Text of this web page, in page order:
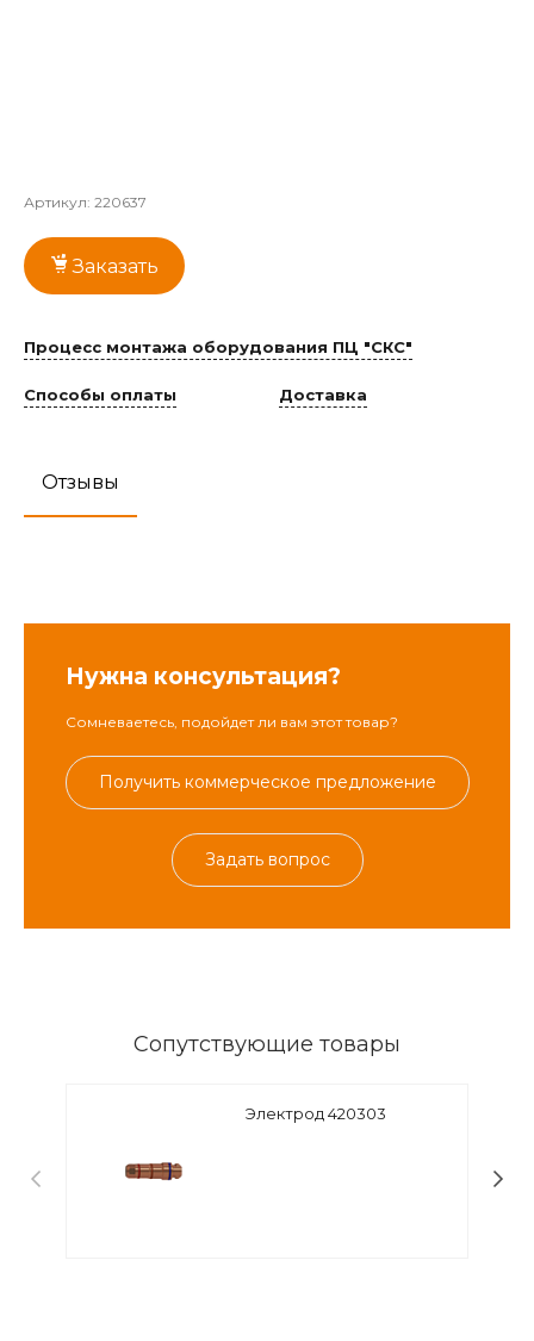
Артикул: 220637
Заказать
Процесс монтажа оборудования ПЦ "СКС"
Способы оплаты Доставка
Отзывы
Нужна консультация?
Сомневаетесь, подойдет ли вам этот товар?
Получить коммерческое предложение
Задать вопрос
Сопутствующие товары
Электрод 420303